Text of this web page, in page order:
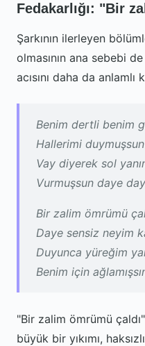
Fedakarlığı: "Bir
Şarkının ilerleyen
olmasının ana sebebi
acısını daha da anlamlı
Benim dertli benim
Hallerimi duymuşsun
Vay diyerek sol
Vurmuşsun daye
Bir zalim ömrümü
Daye sensiz neyim
Duyunca yüreğim
Benim için
"Bir zalim ömrümü
büyük bir yıkımı,